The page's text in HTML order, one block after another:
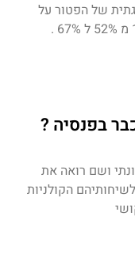
של הפטור על
הפנסיה . הפטור היה אמור לעלות ב 15% מ 52% ל 67% .
בפנסיה ?
ושם רואה את
הקולניות